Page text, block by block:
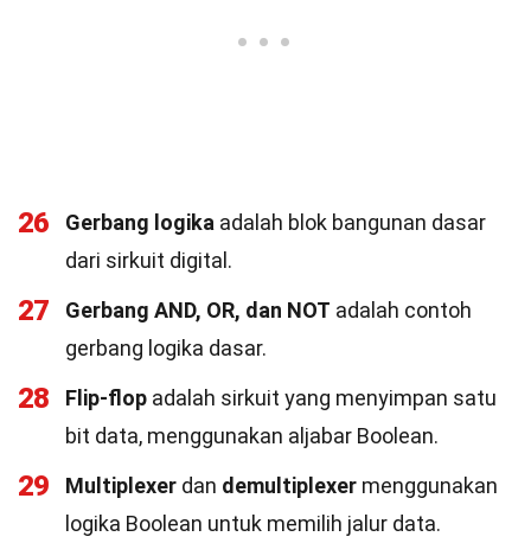
26 Gerbang logika adalah blok bangunan dasar
dari sirkuit digital.
27 Gerbang AND, OR, dan NOT adalah contoh
gerbang logika dasar.
28 Flip-flop adalah sirkuit yang menyimpan satu
bit data, menggunakan aljabar Boolean.
29 Multiplexer dan demultiplexer menggunakan
logika Boolean untuk memilih jalur data.